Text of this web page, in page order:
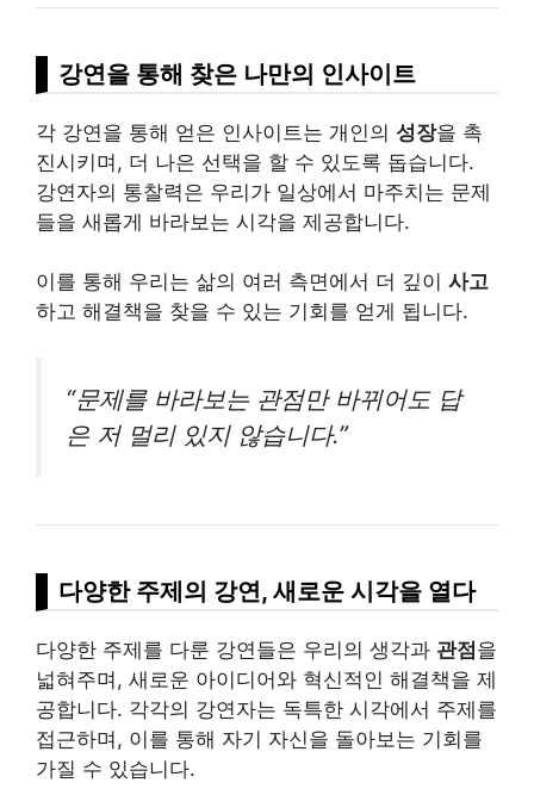
강연을 통해 찾은 나만의 인사이트
각 강연을 통해 얻은 인사이트는 개인의 성장을 촉
진시키며, 더 나은 선택을 할 수 있도록 돕습니다.
강연자의 통찰력은 우리가 일상에서 마주치는 문제
들을 새롭게 바라보는 시각을 제공합니다.
이를 통해 우리는 삶의 여러 측면에서 더 깊이 사고
하고 해결책을 찾을 수 있는 기회를 얻게 됩니다.
“문제를 바라보는 관점만 바뀌어도 답
은 저 멀리 있지 않습니다.”
다양한 주제의 강연, 새로운 시각을 열다
다양한 주제를 다룬 강연들은 우리의 생각과 관점을
넓혀주며, 새로운 아이디어와 혁신적인 해결책을 제
공합니다. 각각의 강연자는 독특한 시각에서 주제를
접근하며, 이를 통해 자기 자신을 돌아보는 기회를
가질 수 있습니다.